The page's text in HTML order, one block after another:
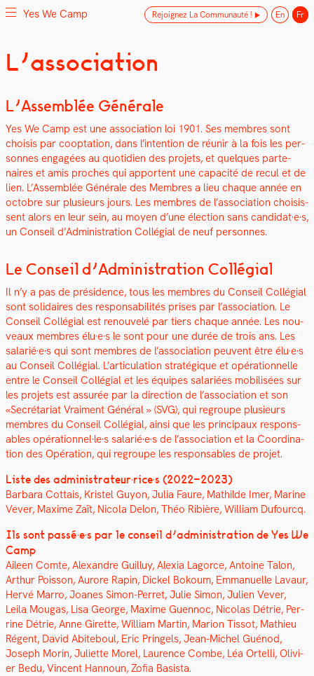
Skip
toYes We Camp
Utilisation inventive des espaces disponibles
L’association
L’Assemblée Générale
Yes We Camp est une asso­ci­a­tion loi 1901. Ses mem­bres sont
choi­sis par coop­ta­tion, dans l’intention de réu­nir à la fois les per­
son­nes engagées au quo­ti­di­en des pro­jets, et quelques parte­
naires et amis proches qui appor­tent une capac­ité de recul et de
lien. L’Assemblée Générale des Mem­bres a lieu chaque année en
octo­bre sur plusieurs jours. Les mem­bres de l’as­so­ci­a­tion choi­sis­
sent alors en leur sein, au moyen d’une élec­tion sans candidat·e·s,
un Con­seil d’Administration Col­lé­gial de neuf per­son­nes.
Le Conseil d’Administration Collégial
Il n’y a pas de prési­dence, tous les mem­bres du Con­seil Col­lé­gial
sont sol­idaires des respon­s­abil­ités pris­es par l’association. Le
Con­seil Col­lé­gial est renou­velé par tiers chaque année. Les nou­
veaux mem­bres élu·e·s le sont pour une durée de trois ans. Les
salarié·e·s qui sont mem­bres de l’association peu­vent être élu·e·s
au Con­seil Col­lé­gial. L’articulation stratégique et opéra­tionnelle
entre le Con­seil Col­lé­gial et les équipes salariées mobil­isées sur
les pro­jets est assurée par la direc­tion de l’as­so­ci­a­tion et son
«Secré­tari­at Vrai­ment Général » (SVG), qui regroupe plusieurs
mem­bres du Con­seil Col­lé­gial, ain­si que les prin­ci­paux respon­s­
ables opérationnel·le·s salarié·e·s de l’association et la Coor­di­na­
tion des Opéra­tion, qui regroupe les respon­s­ables de pro­jet.
Liste des administrateur·rice·s (2022–2023)
Bar­bara Cot­tais, Kris­tel Guy­on, Julia Fau­re, Mathilde Imer, Marine
Vev­er, Maxime Zaït, Nico­la Delon, Théo Ribière, William Dufour­cq.
Ils sont passé·e·s par le con­seil d’ad­min­is­tra­tion de Yes We
Camp
Aileen Comte, Alexan­dre Guil­luy, Alex­ia Lagorce, Antoine Talon,
Arthur Pois­son, Aurore Rapin, Dick­el Bok­oum, Emmanuelle Lavaur,
Hervé Mar­ro, Joanes Simon-Per­ret, Julie Simon, Julien Vev­er,
Leila Mougas, Lisa George, Maxime Guen­noc, Nico­las Détrie, Per­
rine Détrie, Anne Girette, William Mar­tin, Mar­i­on Tis­sot, Math­ieu
Régent, David Abite­boul, Eric Pringels, Jean-Michel Guén­od,
Joseph Morin, Juli­ette Morel, Lau­rence Combe, Léa Ortel­li, Olivi­
er Bedu, Vin­cent Han­noun, Zofia Basista.
Yes We Camp Rejoignez La Communauté ! En Fr